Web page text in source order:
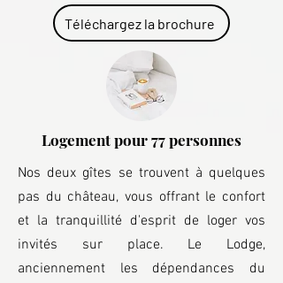
Téléchargez la brochure
Logement pour 77 personnes
Nos deux gîtes se trouvent à quelques
pas du château, vous offrant le confort
et la tranquillité d'esprit de loger vos
invités sur place. Le Lodge,
anciennement les dépendances du